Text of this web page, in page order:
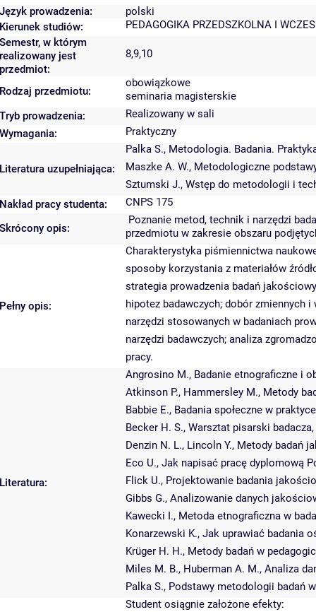
Język prowadzenia:
polski
Kierunek studiów:
PEDAGOGIKA PRZEDSZKOLNA I
Semestr, w którym
realizowany jest
przedmiot:
8,9,10
Rodzaj przedmiotu:
obowiązkowe
seminaria magisterskie
Tryb prowadzenia:
Realizowany w sali
Wymagania:
Praktyczny
Literatura uzupełniająca:
Palka S., Metodologia. Badania.
Maszke A. W., Metodologiczne
Sztumski J., Wstęp do metodologii i
Nakład pracy studenta:
CNPS 175
Skrócony opis:
Poznanie metod, technik i narzędzi
przedmiotu w zakresie obszaru
Pełny opis:
Charakterystyka piśmiennictwa
sposoby korzystania z materiałów
strategia prowadzenia badań
hipotez badawczych; dobór zmiennych
narzędzi stosowanych w badaniach
narzędzi badawczych; analiza
pracy.
Literatura:
Angrosino M., Badanie etnograficzne i
Atkinson P., Hammersley M., Metody
Babbie E., Badania społeczne w
Becker H. S., Warsztat pisarski
Denzin N. L., Lincoln Y., Metody badań
Eco U., Jak napisać pracę dyplomową
Flick U., Projektowanie badania
Gibbs G., Analizowanie danych
Kawecki I., Metoda etnograficzna w
Konarzewski K., Jak uprawiać badania
Krüger H. H., Metody badań w
Miles M. B., Huberman A. M., Analiza
Palka S., Podstawy metodologii badań
Student osiągnie założone efekty: